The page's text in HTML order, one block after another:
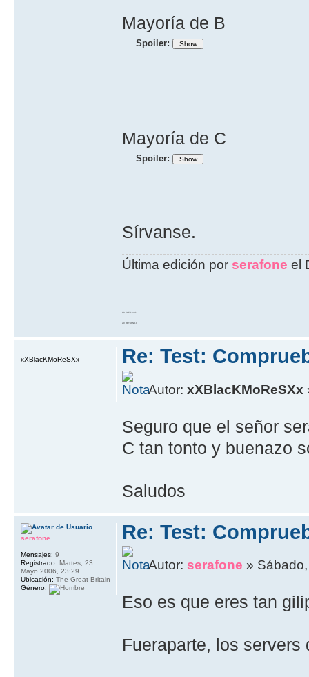
Mayoría de B
Spoiler:
Mayoría de C
Spoiler:
Sírvanse.
Última edición por serafone el
10 GOTO work
20 RETURN 10
Re: Test:
Autor:xXBlacKMoReSXx
Seguro que el señor
C tan tonto y buenazo
Saludos
xXBlacKMoReSXx
Re: Test:
Autor: serafone »
Eso es que eres tan
Fueraparte, los servers
serafone
Mensajes: 9
Registrado: Martes, 23
Mayo 2006, 23:29
Ubicación: The Great Britain
Género: